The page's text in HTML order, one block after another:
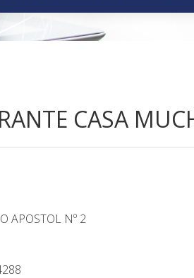
CASA
APOSTOL Nº 2